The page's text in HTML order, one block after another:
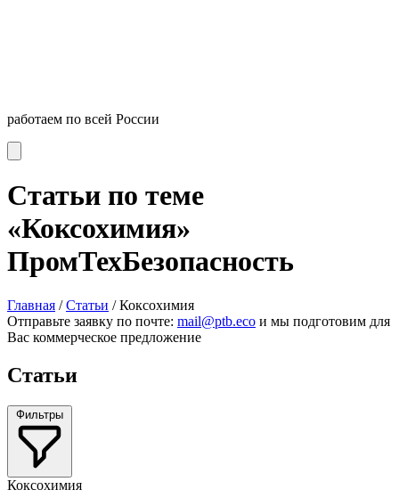
работаем по всей России
Статьи по теме
«Коксохимия»
ПромТехБезопасность
Главная /Статьи /Коксохимия
Отправьте заявку по почте: mail@ptb.eco и мы подготовим для
Вас коммерческое предложение
Статьи
Фильтры
Коксохимия